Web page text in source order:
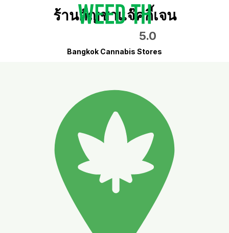
ร้านกัญชาแจ๊คกี้เจน
5.0
Bangkok Cannabis Stores